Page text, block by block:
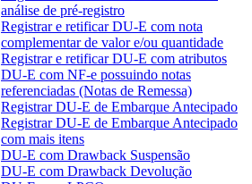
análise de pré-registro
Registrar e retificar DU-E com nota
complementar de valor e/ou quantidade
Registrar e retificar DU-E com atributos
DU-E com NF-e possuindo notas
referenciadas (Notas de Remessa)
Registrar DU-E de Embarque Antecipado
Registrar DU-E de Embarque Antecipado
com mais itens
DU-E com Drawback Suspensão
DU-E com Drawback Devolução